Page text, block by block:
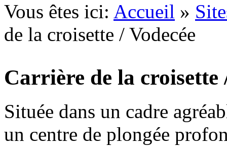
Vous êtes ici: Accueil »
de la croisette / Vodecée
Carrière de la croisette
Située dans un cadre
un centre de plongée